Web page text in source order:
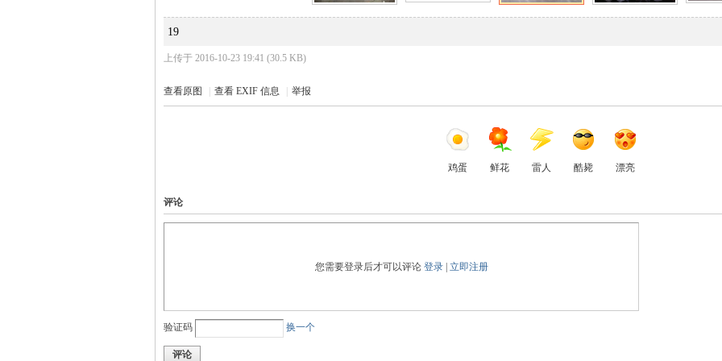
坛
19
上传于 2016-10-23 19:41 (30.5 KB)
查看原图 查看 EXIF 信息 举报
鸡蛋 鲜花 雷人 酷毙 漂亮
评论
您需要登录后才可以评论 登录| 立即注册
验证码 换一个
评论